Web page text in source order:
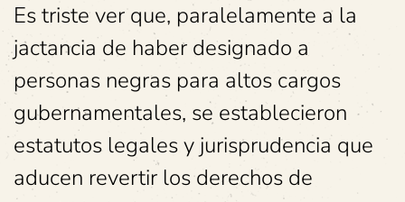
Es triste ver que, paralelamente a la
jactancia de haber designado a
personas negras para altos cargos
gubernamentales, se establecieron
estatutos legales y jurisprudencia que
aducen revertir los derechos de